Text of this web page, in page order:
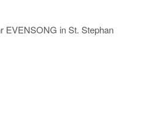
EVENSONG in St. Stephan